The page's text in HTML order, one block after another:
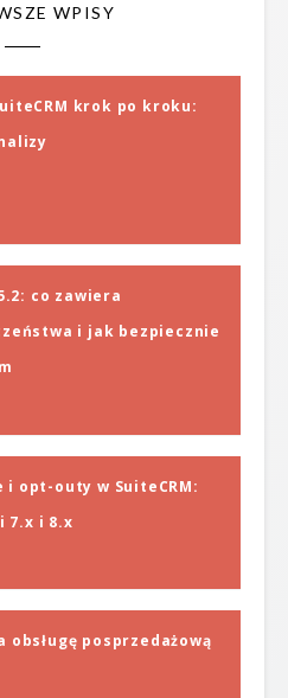
WPISY
krok po kroku:
co zawiera
i jak bezpiecznie
opt-outy w SuiteCRM:
7.x i 8.x
obsługę posprzedażową